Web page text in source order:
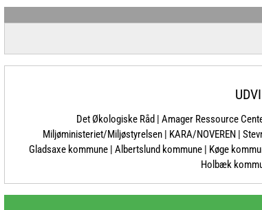
Det Økologiske Råd | Amager Ressource
Miljøministeriet/Miljøstyrelsen | KARA/NOVEREN |
Gladsaxe kommune | Albertslund kommune | Køge
Holbæk